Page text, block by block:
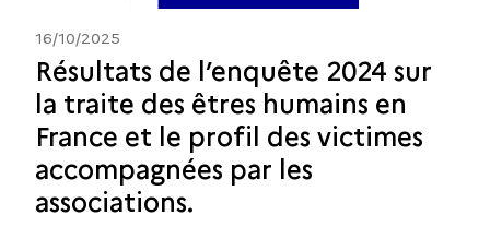
16/10/2025
Résultats de l’enquête 2024 sur
la traite des êtres humains en
France et le profil des victimes
accompagnées par les
associations.